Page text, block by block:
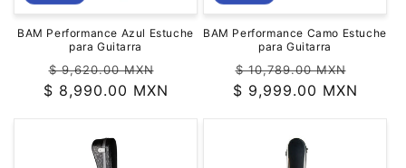
BAM Performance Azul Estuche
para Guitarra
Precio
habitual
$ 9,620.00 MXN
de
$ 8,990.00 MXN
BAM Performance Camo Estuche
para Guitarra
Precio
habitual
$ 10,789.00 MXN
de
$ 9,999.00 MXN